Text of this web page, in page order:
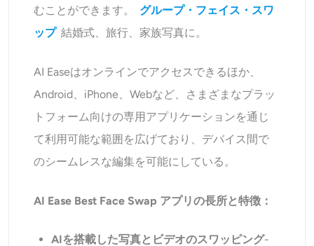
むことができます。
グループ・フェイス・スワ
ップ 結婚式、旅行、家族写真に。
AI Easeはオンラインでアクセスできるほか、
Android、iPhone、Webなど、さまざまなプラッ
トフォーム向けの専用アプリケーションを通じ
て利用可能な範囲を広げており、デバイス間で
のシームレスな編集を可能にしている。
AI Ease Best Face Swap アプリの長所と特徴：
AIを搭載した写真とビデオのスワッピング-